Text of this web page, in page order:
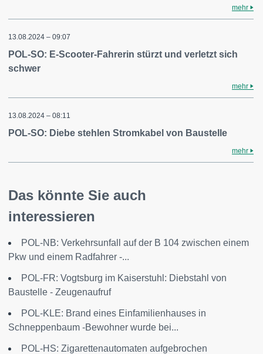
mehr
13.08.2024 – 09:07
POL-SO: E-Scooter-Fahrerin stürzt und verletzt sich
schwer
mehr
13.08.2024 – 08:11
POL-SO: Diebe stehlen Stromkabel von Baustelle
mehr
Das könnte Sie auch
interessieren
POL-NB: Verkehrsunfall auf der B 104 zwischen einem
Pkw und einem Radfahrer -...
POL-FR: Vogtsburg im Kaiserstuhl: Diebstahl von
Baustelle - Zeugenaufruf
POL-KLE: Brand eines Einfamilienhauses in
Schneppenbaum -Bewohner wurde bei...
POL-HS: Zigarettenautomaten aufgebrochen